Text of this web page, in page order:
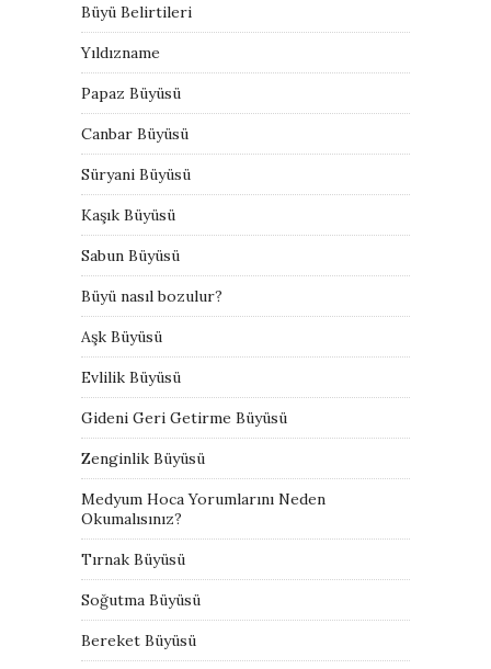
Büyü Belirtileri
Yıldızname
Papaz Büyüsü
Canbar Büyüsü
Süryani Büyüsü
Kaşık Büyüsü
Sabun Büyüsü
Büyü nasıl bozulur?
Aşk Büyüsü
Evlilik Büyüsü
Gideni Geri Getirme Büyüsü
Zenginlik Büyüsü
Medyum Hoca Yorumlarını Neden
Okumalısınız?
Tırnak Büyüsü
Soğutma Büyüsü
Bereket Büyüsü